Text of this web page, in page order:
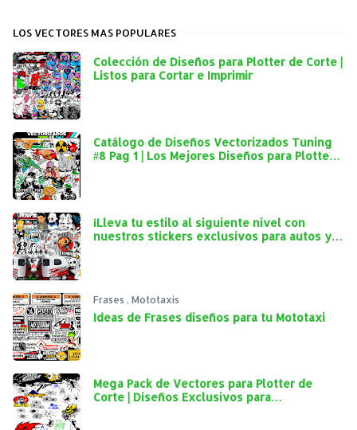
LOS VECTORES MAS POPULARES
Colección de Diseños para Plotter de Corte |
Listos para Cortar e Imprimir
Catálogo de Diseños Vectorizados Tuning
#8 Pag 1 | Los Mejores Diseños para Plotter
¡Lleva tu estilo al siguiente nivel con
nuestros stickers exclusivos para autos y
Frases Mototaxis
Ideas de Frases diseños para tu Mototaxi
Mega Pack de Vectores para Plotter de
Corte | Diseños Exclusivos para